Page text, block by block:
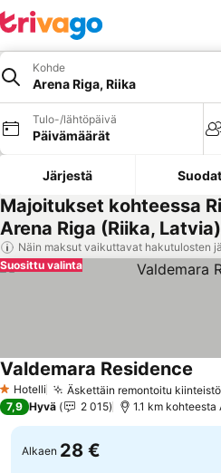
Kohde
Arena Riga, Riika
Tulo-/lähtöpäivä
Päivämäärät
Järjestä
Majoitukset kohteessa
Arena Riga (Riika, Latvia)
Näin maksut vaikuttavat hakutulosten
Suosittu valinta
1 Tähtiluokitus
Hotelli Äskettäin remontoitu kiinteistö
Valdemara Residence
7,9 Hyvä 2 015 1.1 km kohteesta
Alkaen 28 €